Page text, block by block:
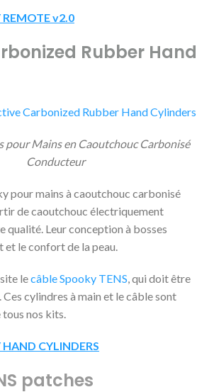
v2.0
Rubber Hand
pour Mains en Caoutchouc Carbonisé
Conducteur
pour mains à caoutchouc carbonisé
de caoutchouc électriquement
qualité. Leur conception à bosses
et le confort de la peau.
lecâble Spooky TENS, qui doit être
cylindres à main et le câble sont
tous nos kits.
CYLINDERS
patches